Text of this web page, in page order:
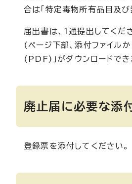
合は「特定毒物所有品目及び
届出書は、1通提出してくだ
(ページ下部、添付ファイ
(PDF)」がダウンロードでき
廃止届に必要な添
登録票を添付してください。